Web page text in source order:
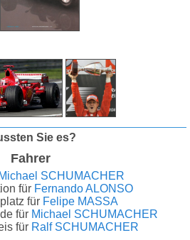
Sie es?
Fahrer
Michael SCHUMACHER
für Fernando ALONSO
für Felipe MASSA
für Michael SCHUMACHER
für Ralf SCHUMACHER